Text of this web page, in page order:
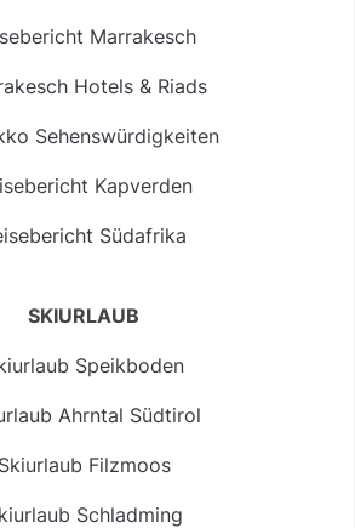
Marrakesch
Hotels & Riads
Sehenswürdigkeiten
Kapverden
Südafrika
SKIURLAUB
Speikboden
Ahrntal Südtirol
Skiurlaub Filzmoos
Schladming